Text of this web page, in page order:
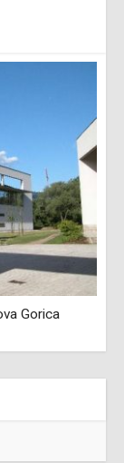
Gorica